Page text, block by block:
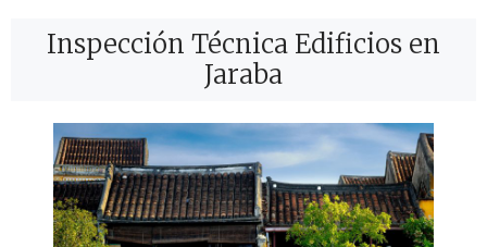
Inspección Técnica Edificios en
Jaraba